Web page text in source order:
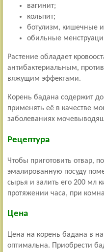
вагинит;
кольпит;
ботулизм, кишечные
обильные
Растение обладает
антибактериальным,
вяжущим эффектами.
Корень бадана содержит до
применять её в качестве
заболеваниях
Рецептура
Чтобы приготовить отвар,
эмалированную посуду
сырья и залить его 200 мл
протяжении часа, при
Цена
Цена на корень бадана в
оптимальна. Приобрести